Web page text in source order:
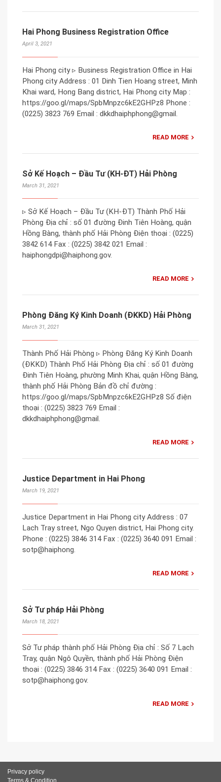
Hai Phong Business Registration Office
April 3, 2021
Hai Phong city ▹ Business Registration Office in Hai
Phong city Address : 01 Dinh Tien Hoang street, Minh
Khai ward, Hong Bang district, Hai Phong city Map :
https://goo.gl/maps/SpbMnpzc6kE2GHPz8 Phone :
(0225) 3823 769 Email : dkkdhaiphphong@gmail.
READ MORE
Sở Kế Hoạch – Đầu Tư (KH-ĐT) Hải Phòng
March 31, 2021
▹ Sở Kế Hoạch – Đầu Tư (KH-ĐT) Thành Phố Hải
Phòng Địa chỉ : số 01 đường Đinh Tiên Hoàng, quận
Hồng Bàng, thành phố Hải Phòng Điện thoại : (0225)
3842 614 Fax : (0225) 3842 021 Email :
haiphongdpi@haiphong.gov.
READ MORE
Phòng Đăng Ký Kinh Doanh (ĐKKD) Hải Phòng
March 31, 2021
Thành Phố Hải Phòng ▹ Phòng Đăng Ký Kinh Doanh
(ĐKKD) Thành Phố Hải Phòng Địa chỉ : số 01 đường
Đinh Tiên Hoàng, phường Minh Khai, quận Hồng Bàng,
thành phố Hải Phòng Bản đồ chỉ đường :
https://goo.gl/maps/SpbMnpzc6kE2GHPz8 Số điện
thoại : (0225) 3823 769 Email :
dkkdhaiphphong@gmail.
READ MORE
Justice Department in Hai Phong
March 19, 2021
Justice Department in Hai Phong city Address : 07
Lach Tray street, Ngo Quyen district, Hai Phong city.
Phone : (0225) 3846 314 Fax : (0225) 3640 091 Email :
sotp@haiphong.
READ MORE
Sở Tư pháp Hải Phòng
March 18, 2021
Sở Tư pháp thành phố Hải Phòng Địa chỉ : Số 7 Lạch
Tray, quận Ngô Quyền, thành phố Hải Phòng Điện
thoại : (0225) 3846 314 Fax : (0225) 3640 091 Email :
sotp@haiphong.gov.
READ MORE
Privacy policy
Terms & Condition